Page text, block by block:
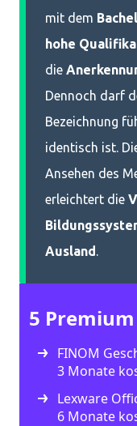
mit dem
hohe
die
Dennoch darf
Bezeichnung
identisch ist.
Ansehen des
erleichtert die
Ausland.
5
FINOM
3 Monate
Lexware
6 Monate